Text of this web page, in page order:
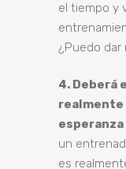
el tiempo y
¿Puedo dar
4. Deberá
un
es